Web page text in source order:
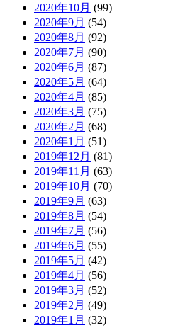
2020年10月 (99)
2020年9月 (54)
2020年8月 (92)
2020年7月 (90)
2020年6月 (87)
2020年5月 (64)
2020年4月 (85)
2020年3月 (75)
2020年2月 (68)
2020年1月 (51)
2019年12月 (81)
2019年11月 (63)
2019年10月 (70)
2019年9月 (63)
2019年8月 (54)
2019年7月 (56)
2019年6月 (55)
2019年5月 (42)
2019年4月 (56)
2019年3月 (52)
2019年2月 (49)
2019年1月 (32)